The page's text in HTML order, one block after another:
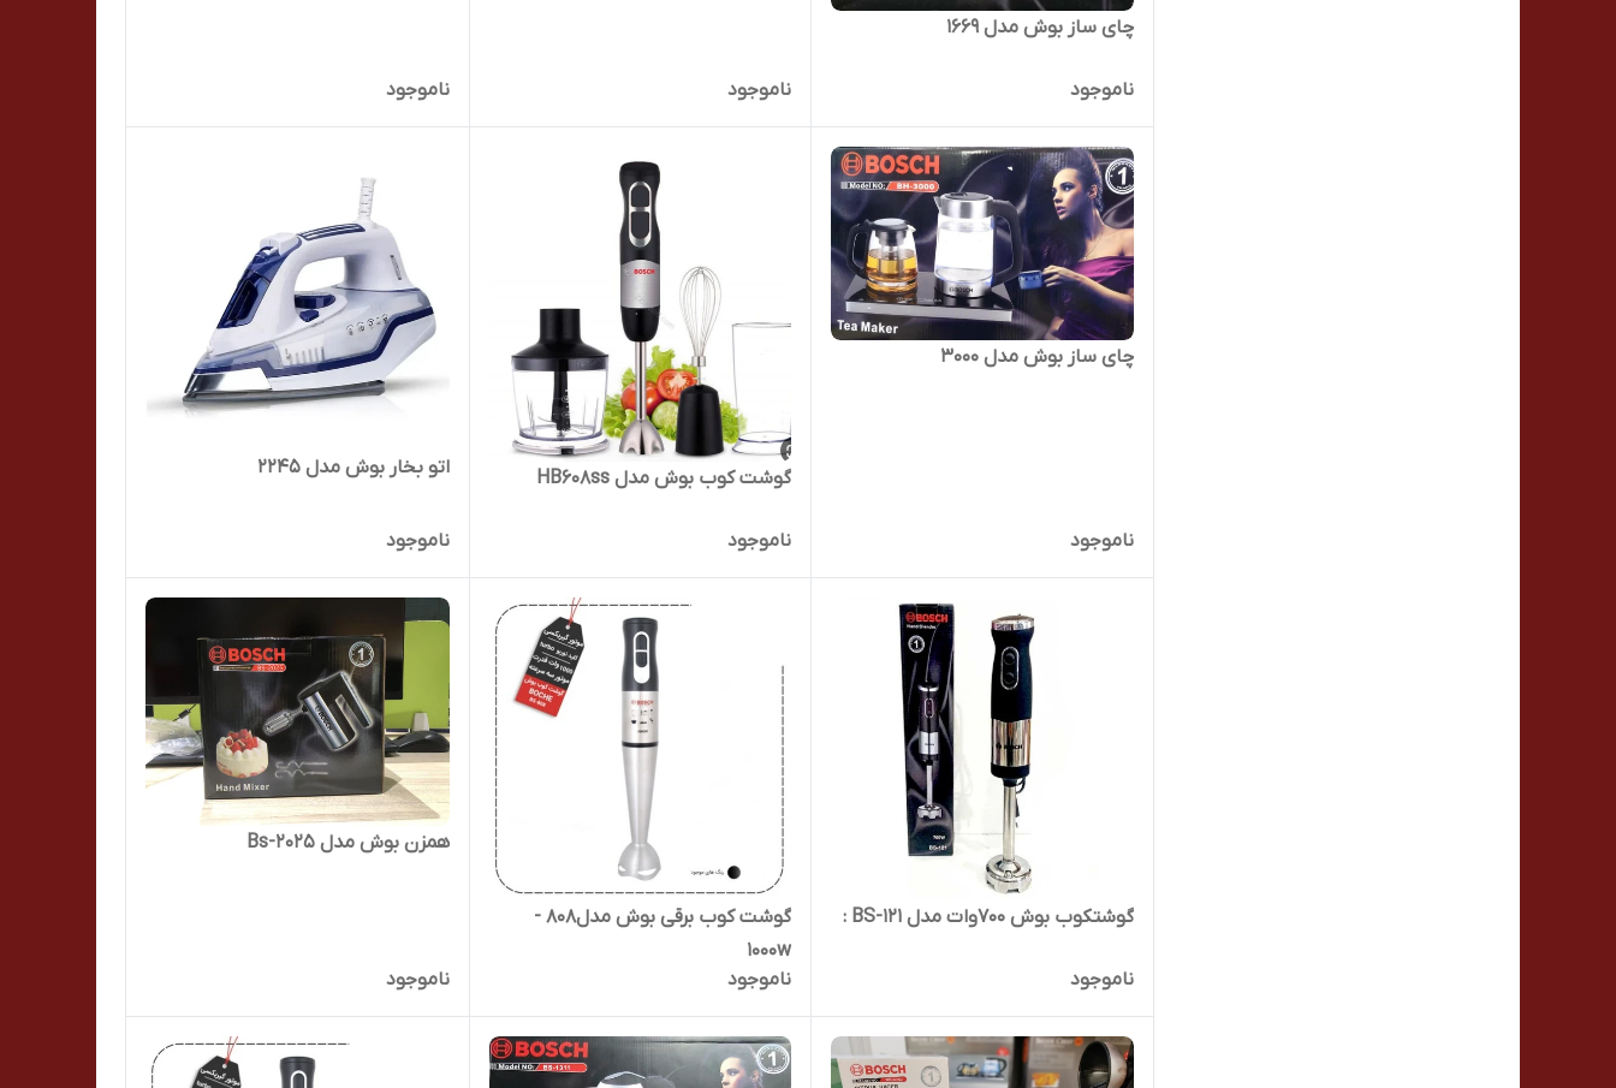
چای ساز بوش مدل 1669
ناموجود ناموجود ناموجود
چای ساز بوش مدل 3000
ناموجود
گوشت کوب بوش مدل HB608ss
ناموجود
اتو بخار بوش مدل 2245
ناموجود
گوشتکوب بوش 700وات مدل BS-121 :
ناموجود
گوشت کوب برقی بوش مدل808 -
1000w
ناموجود
همزن بوش مدل Bs-2025
ناموجود